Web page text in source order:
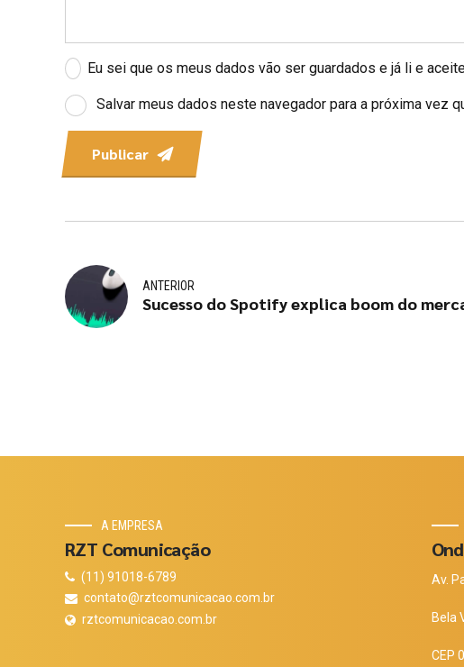
Eu sei que os meus dados vão ser guardados e já li e
Salvar meus dados neste navegador para a próxima vez
Publicar
ANTERIOR
Sucesso do Spotify explica boom do
A EMPRESA
RZT Comunicação
(11) 91018-6789
contato@rztcomunicacao.com.br
rztcomunicacao.com.br
Av.
Bela
CEP